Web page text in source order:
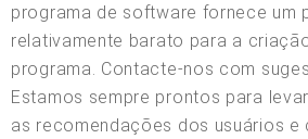
programa de software fornece um
relativamente barato para a
programa. Contacte-nos com
Estamos sempre prontos para
as recomendações dos usuários